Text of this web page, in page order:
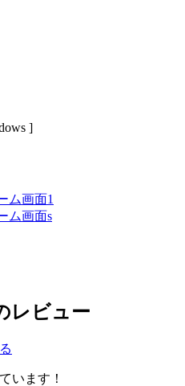
]
レビュー
います！